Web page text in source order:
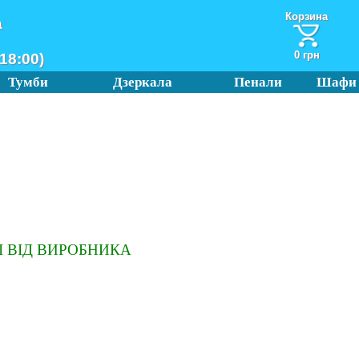
Корзина
0 грн
Тумби Дзеркала Пенали Шафи
ВІД ВИРОБНИКА